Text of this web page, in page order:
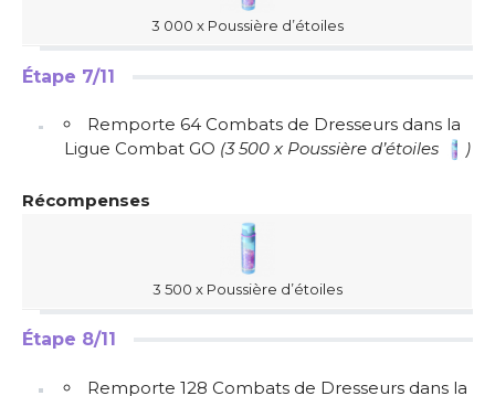
3 000 x Poussière d’étoiles
Étape 7/11
Remporte 64 Combats de Dresseurs dans la
Ligue Combat GO (3 500 x Poussière d’étoiles )
Récompenses
3 500 x Poussière d’étoiles
Étape 8/11
Remporte 128 Combats de Dresseurs dans la